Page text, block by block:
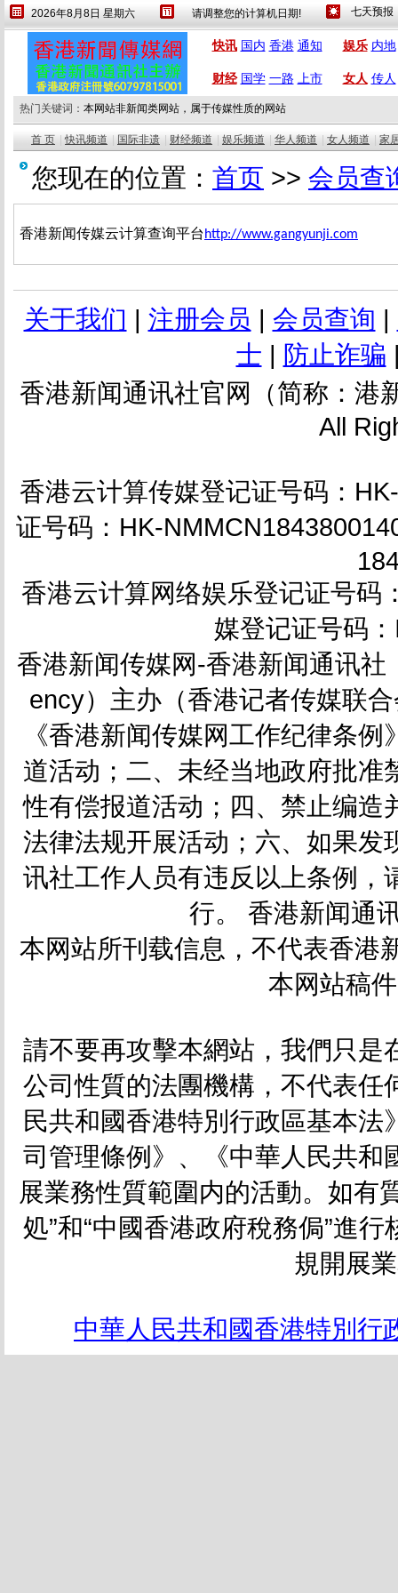
2026年8月8日 星期六 请调整您的计算机日期!
设为首页 繁體 快讯 国内 香港 通知 娱乐 内地
财经 国学 一路 上市 女人 传人
热门关键词： 本网站非新闻类网站，属于传媒性质的网站
首 页 |快讯频道 国际非遗 财经频道 娱乐频道 华人频道 女人频道 家
您现在的位置： 首页 >> 会员查
香港新闻传媒云计算查询平台 http://www.gangyunji.com
关于我们 | 注册会员 | 会员查询 |
士 | 防止诈骗
香港新闻通讯社官网（简称：港
All
香港云计算传媒登记证号码：
证号码：HK-
香港云计算网络娱乐登记证号码
媒登记证号码
香港新闻传媒网-香港新闻通讯
ency）主办（香港记者传媒联
《香港新闻传媒网工作纪律条
道活动；二、未经当地政府批
性有偿报道活动；四、禁止编造
法律法规开展活动；六、如果发
讯社工作人员有违反以上条例，
行。 香港新闻通
本网站所刊载信息，不代表香港
本网站稿
請不要再攻擊本網站，我們只是
公司性質的法團機構，不代表任
民共和國香港特別行政區基本
司管理條例》、《中華人民共和
展業務性質範圍内的活動。如有
処”和“中國香港政府稅務侷”進
規開展
中華人民共和國香港特別行